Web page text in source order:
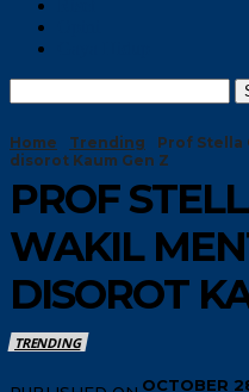
Home Trending
Prof Stella
disorot Kaum Gen Z
PROF
WAKIL
DISOROT
TRENDING
OCTOBER